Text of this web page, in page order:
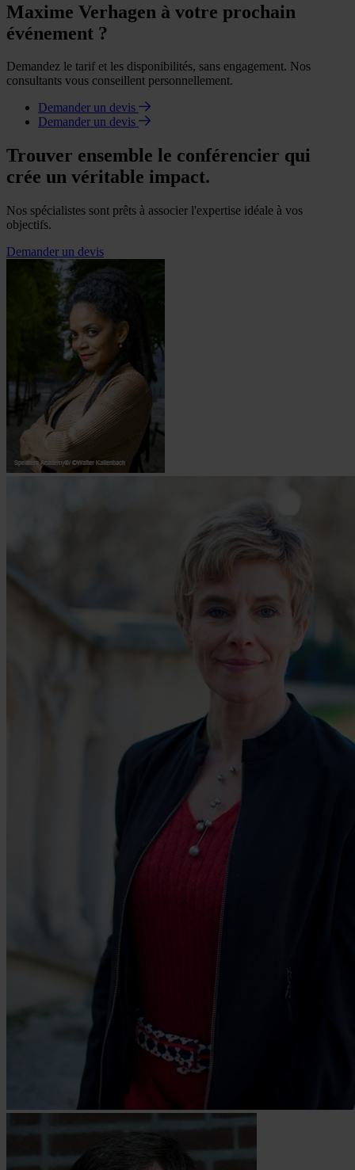
Maxime Verhagen à votre prochain
événement ?
Demandez le tarif et les disponibilités, sans engagement. Nos
consultants vous conseillent personnellement.
Demander un devis
Demander un devis
Trouver ensemble le conférencier qui
crée un véritable impact.
Nos spécialistes sont prêts à associer l'expertise idéale à vos
objectifs.
Demander un devis